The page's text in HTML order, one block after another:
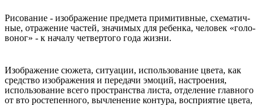
Рисование - изображение предмета примитивные, схематич-
ные, отражение частей, значимых для ребенка, человек «голо-
воног» - к началу четвертого года жизни.
Изображение сюжета, ситуации, использование цвета, как
средство изображения и передачи эмоций, настроения,
использование всего пространства листа, отделение главного
от вто ростепенного, вычленение контура, восприятие цвета,